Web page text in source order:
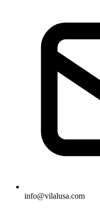
info@vilalusa.com